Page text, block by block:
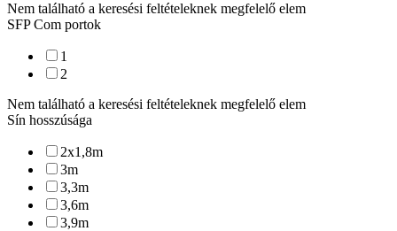
Nem található a keresési feltételeknek megfelelő elem
SFP Com portok
1
2
Nem található a keresési feltételeknek megfelelő elem
Sín hosszúsága
2x1,8m
3m
3,3m
3,6m
3,9m